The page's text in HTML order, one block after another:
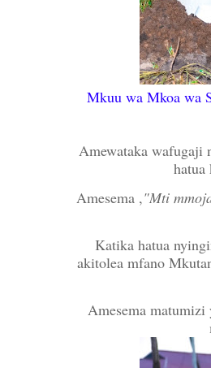
Mkuu wa Mkoa wa
Amewataka wafugaji
Amesema ,"Mti
Katika hatua
akitolea mfano
Amesema matumizi